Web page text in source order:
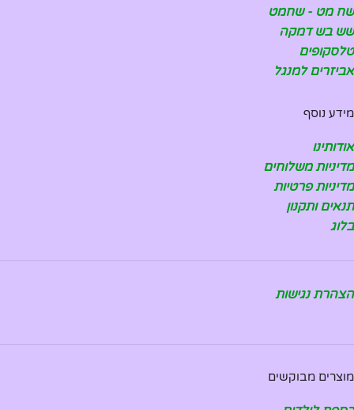
שח מט - שחמט
שש בש דמקה
טלסקופים
אביזרים למנגל
מידע נוסף
אודותינו
מדיניות משלוחים
מדיניות פרטיות
תנאים ותקנון
בלוג
הצהרת נגישות
מוצרים מבוקשים